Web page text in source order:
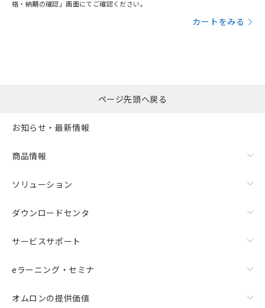
格・納期の確認」画面にてご確認ください。
カートをみる
ページ先頭へ戻る
お知らせ・最新情報
商品情報
ソリューション
ダウンロードセンタ
サービスサポート
eラーニング・セミナ
オムロンの提供価値